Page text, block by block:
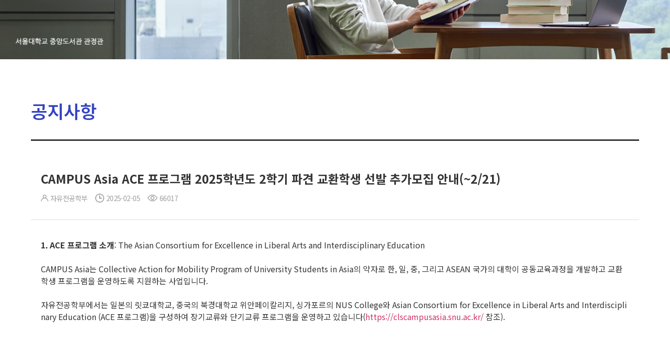
공지사항
CAMPUS Asia ACE 프로그램 2025학년도 2학기 파견 교환학생 선발 추가모집 안내(~2/21)
자유전공학부 2025-02-05 66017
1. ACE 프로그램 소개: The Asian Consortium for Excellence in Liberal Arts and Interdisciplinary Education
CAMPUS Asia는 Collective Action for Mobility Program of University Students in Asia의 약자로 한, 일, 중, 그리고 ASEAN 국가의 대학이 공동교육과정을 개발하고 교환
학생 프로그램을 운영하도록 지원하는 사업입니다.
자유전공학부에서는 일본의 릿쿄대학교, 중국의 북경대학교 위안페이칼리지, 싱가포르의 NUS College와 Asian Consortium for Excellence in Liberal Arts and Interdiscipli
nary Education (ACE 프로그램)을 구성하여 장기교류와 단기교류 프로그램을 운영하고 있습니다(https://clscampusasia.snu.ac.kr/ 참조).